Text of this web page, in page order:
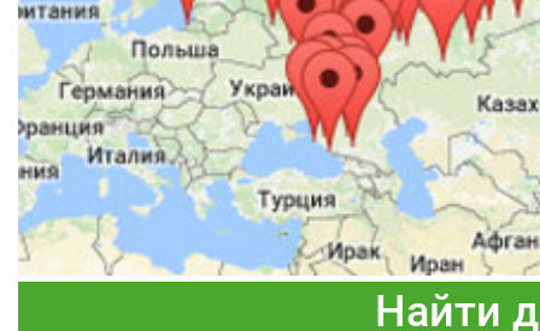
Найти